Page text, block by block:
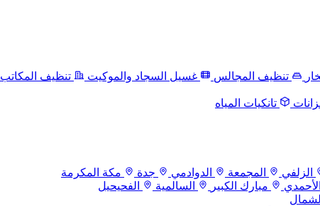
تنظيف المجالس غسيل السجاد والموكيت تنظيف المكاتب
تانكيات المياه
الزلفي المجمعة الدوادمي جدة
مكة المكرمة
الأحمدي مبارك الكبير السالمية
الفحيحيل
الشمال